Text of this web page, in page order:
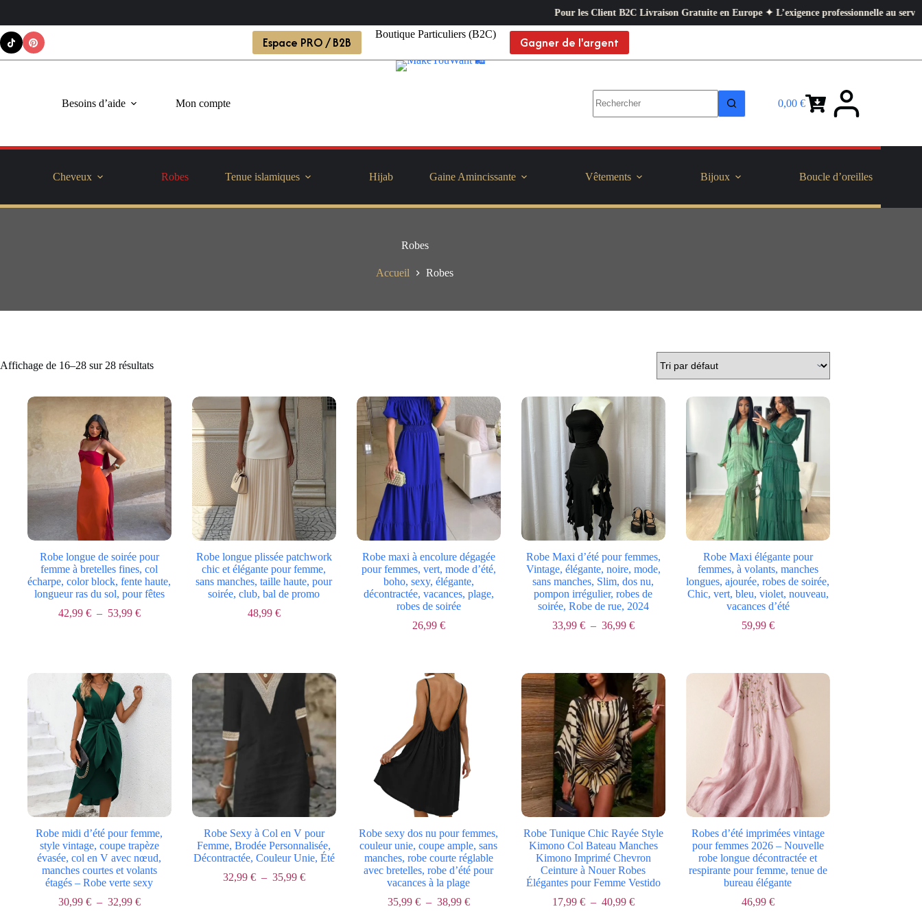
Pour les Client B2C Livraison Gratuite en Europe ✦ L’exigence professionnelle au service de
Passer
au
contenu
Espace PRO / B2B Boutique Particuliers (B2C) Gagner de l'argent
Besoins d’aide Mon compte
Panier
0,00 €
Cheveux Robes Tenue islamiques Hijab Gaine Amincissante Vêtements Bijoux Boucle d’oreilles
Robes
Accueil Robes
Affichage de 16–28 sur 28 résultats
Robe longue de soirée pour
femme à bretelles fines, col
écharpe, color block, fente haute,
longueur ras du sol, pour fêtes
42,99 € – 53,99 €Plage
53,99 €
Robe longue plissée patchwork
chic et élégante pour femme,
sans manches, taille haute, pour
soirée, club, bal de promo
Le
48,99 €
Le
Robe maxi à encolure dégagée
pour femmes, vert, mode d’été,
boho, sexy, élégante,
décontractée, vacances, plage,
robes de soirée
Le
45,99 €.
26,99 €
Le
26,99 €.
Robe Maxi d’été pour femmes,
Vintage, élégante, noire, mode,
sans manches, Slim, dos nu,
pompon irrégulier, robes de
soirée, Robe de rue, 2024
33,99 € – 36,99 €Plage
à
36,99 €
Robe Maxi élégante pour
femmes, à volants, manches
longues, ajourée, robes de soirée,
Chic, vert, bleu, violet, nouveau,
vacances d’été
Le
86,99 €.
59,99 €
Le
59,99 €.
Robe midi d’été pour femme,
style vintage, coupe trapèze
évasée, col en V avec nœud,
manches courtes et volants
étagés – Robe verte sexy
30,99 € – 32,99 €Plage
Robe Sexy à Col en V pour
Femme, Brodée Personnalisée,
Décontractée, Couleur Unie, Été
32,99 € – 35,99 €Plage
Robe sexy dos nu pour femmes,
couleur unie, coupe ample, sans
manches, robe courte réglable
avec bretelles, robe d’été pour
vacances à la plage
35,99 € – 38,99 €Plage
Robe Tunique Chic Rayée Style
Kimono Col Bateau Manches
Kimono Imprimé Chevron
Ceinture à Nouer Robes
Élégantes pour Femme Vestido
17,99 € – 40,99 €Plage
Robes d’été imprimées vintage
pour femmes 2026 – Nouvelle
robe longue décontractée et
respirante pour femme, tenue de
bureau élégante
Le
46,99 €
Le